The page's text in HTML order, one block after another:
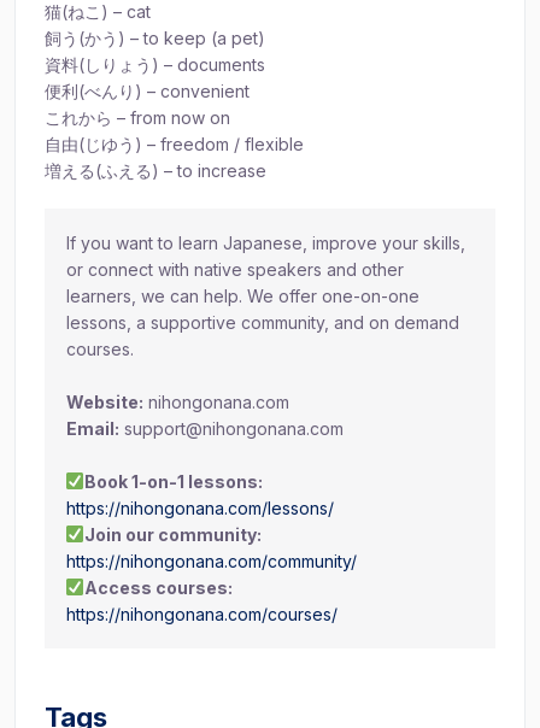
猫(ねこ) – cat
飼う(かう) – to keep (a pet)
資料(しりょう) – documents
便利(べんり) – convenient
これから – from now on
自由(じゆう) – freedom / flexible
増える(ふえる) – to increase
If you want to learn Japanese, improve your skills,
or connect with native speakers and other
learners, we can help. We offer one-on-one
lessons, a supportive community, and on demand
courses.
Website: nihongonana.com
Email: support@nihongonana.com
Book 1-on-1 lessons:
https://nihongonana.com/lessons/
Join our community:
https://nihongonana.com/community/
Access courses:
https://nihongonana.com/courses/
Tags